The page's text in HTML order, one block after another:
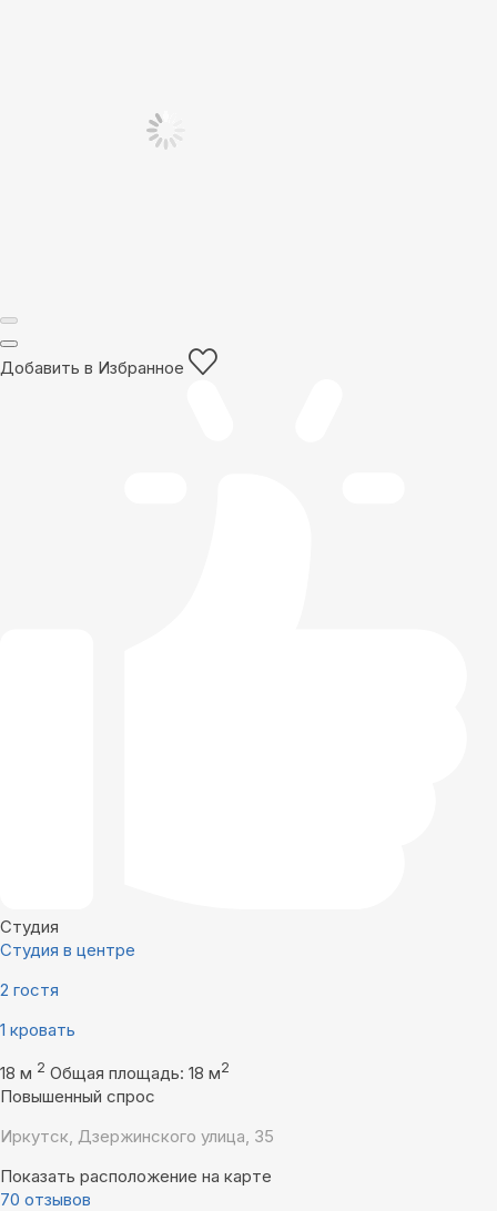
Добавить в Избранное
Студия
Студия в центре
2 гостя
1 кровать
18 м 2 Общая площадь: 18 м2
Повышенный спрос
Иркутск, Дзержинского улица, 35
Показать расположение на карте
70 отзывов